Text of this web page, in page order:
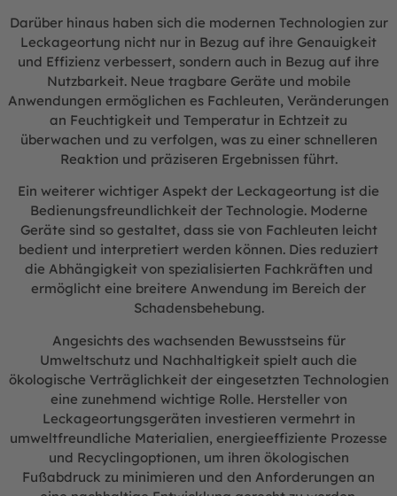
Darüber hinaus haben sich die modernen Technologien zur
Leckageortung nicht nur in Bezug auf ihre Genauigkeit
und Effizienz verbessert, sondern auch in Bezug auf ihre
Nutzbarkeit. Neue tragbare Geräte und mobile
Anwendungen ermöglichen es Fachleuten, Veränderungen
an Feuchtigkeit und Temperatur in Echtzeit zu
überwachen und zu verfolgen, was zu einer schnelleren
Reaktion und präziseren Ergebnissen führt.
Ein weiterer wichtiger Aspekt der Leckageortung ist die
Bedienungsfreundlichkeit der Technologie. Moderne
Geräte sind so gestaltet, dass sie von Fachleuten leicht
bedient und interpretiert werden können. Dies reduziert
die Abhängigkeit von spezialisierten Fachkräften und
ermöglicht eine breitere Anwendung im Bereich der
Schadensbehebung.
Angesichts des wachsenden Bewusstseins für
Umweltschutz und Nachhaltigkeit spielt auch die
ökologische Verträglichkeit der eingesetzten Technologien
eine zunehmend wichtige Rolle. Hersteller von
Leckageortungsgeräten investieren vermehrt in
umweltfreundliche Materialien, energieeffiziente Prozesse
und Recyclingoptionen, um ihren ökologischen
Fußabdruck zu minimieren und den Anforderungen an